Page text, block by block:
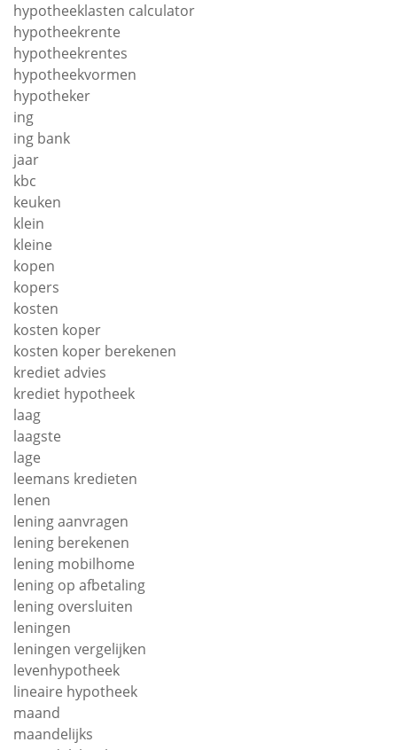
hypotheeklasten calculator
hypotheekrente
hypotheekrentes
hypotheekvormen
hypotheker
ing
ing bank
jaar
kbc
keuken
klein
kleine
kopen
kopers
kosten
kosten koper
kosten koper berekenen
krediet advies
krediet hypotheek
laag
laagste
lage
leemans kredieten
lenen
lening aanvragen
lening berekenen
lening mobilhome
lening op afbetaling
lening oversluiten
leningen
leningen vergelijken
levenhypotheek
lineaire hypotheek
maand
maandelijks